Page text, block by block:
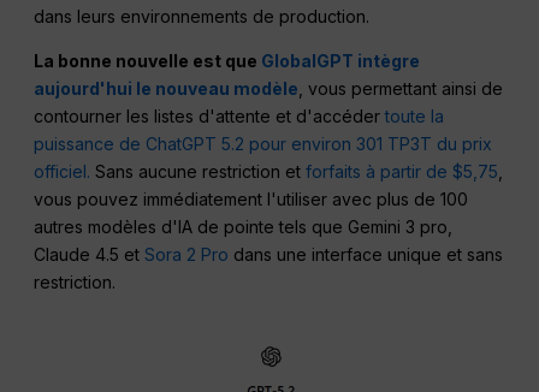
dans leurs environnements de production.
La bonne nouvelle est que GlobalGPT intègre
aujourd'hui le nouveau modèle , vous permettant ainsi de
contourner les listes d'attente et d'accédertoute la
puissance de ChatGPT 5.2 pour environ 301 TP3T du prix
officiel. Sans aucune restriction etforfaits à partir de $5,75
vous pouvez immédiatement l'utiliser avec plus de 100
autres modèles d'IA de pointe tels que Gemini 3 pro,
Claude 4.5 etSora 2 Pro dans une interface unique et sans
restriction.